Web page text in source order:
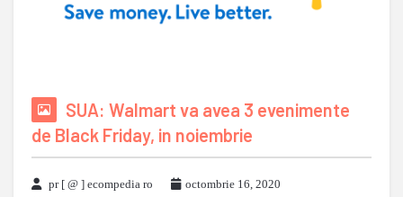
SUA: Walmart va avea 3 evenimente
de Black Friday, in noiembrie
pr [ @ ] ecompedia ro
octombrie 16, 2020